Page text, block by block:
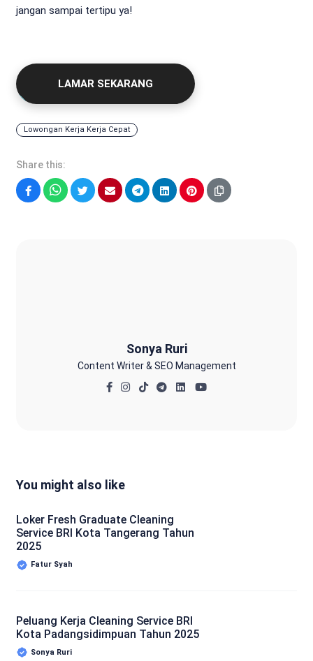
jangan sampai tertipu ya!
LAMAR SEKARANG
Lowongan Kerja Kerja Cepat
Share this:
Sonya Ruri
Content Writer & SEO Management
You might also like
Loker Fresh Graduate Cleaning
Service BRI Kota Tangerang Tahun
2025
Fatur Syah
Peluang Kerja Cleaning Service BRI
Kota Padangsidimpuan Tahun 2025
Sonya Ruri